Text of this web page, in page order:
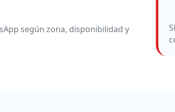
según zona, disponibilidad y